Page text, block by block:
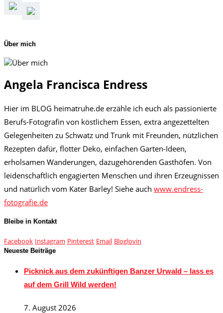
Über mich
Angela Francisca Endress
Hier im BLOG heimatruhe.de erzähle ich euch als passionierte
Berufs-Fotografin von köstlichem Essen, extra angezettelten
Gelegenheiten zu Schwatz und Trunk mit Freunden, nützlichen
Rezepten dafür, flotter Deko, einfachen Garten-Ideen,
erholsamen Wanderungen, dazugehörenden Gasthöfen. Von
leidenschaftlich engagierten Menschen und ihren Erzeugnissen
und natürlich vom Kater Barley! Siehe auch www.endress-
fotografie.de
Bleibe in Kontakt
Facebook Instagram Pinterest Email Bloglovin
Neueste Beiträge
Picknick aus dem zukünftigen Banzer Urwald – lass es
auf dem Grill Wild werden!
7. August 2026